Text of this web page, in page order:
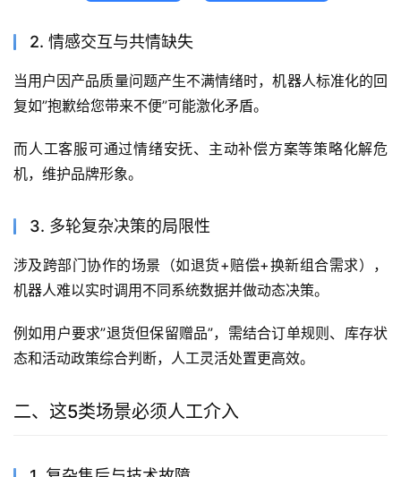
2. 情感交互与共情缺失
当用户因产品质量问题产生不满情绪时，机器人标准化的回
复如”抱歉给您带来不便”可能激化矛盾。
而人工客服可通过情绪安抚、主动补偿方案等策略化解危
机，维护品牌形象。
3. 多轮复杂决策的局限性
涉及跨部门协作的场景（如退货+赔偿+换新组合需求），
机器人难以实时调用不同系统数据并做动态决策。
例如用户要求”退货但保留赠品”，需结合订单规则、库存状
态和活动政策综合判断，人工灵活处置更高效。
二、这5类场景必须人工介入